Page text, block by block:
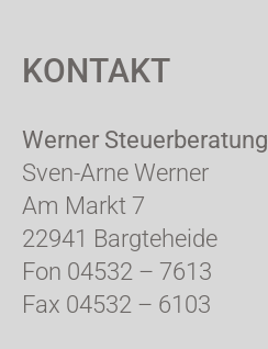
KONTAKT
Werner Steuerberatung
Sven-Arne Werner
Am Markt 7
22941 Bargteheide
Fon 04532 – 7613
Fax 04532 – 6103